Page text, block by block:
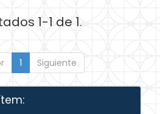
1-1 de 1.
1 Siguiente